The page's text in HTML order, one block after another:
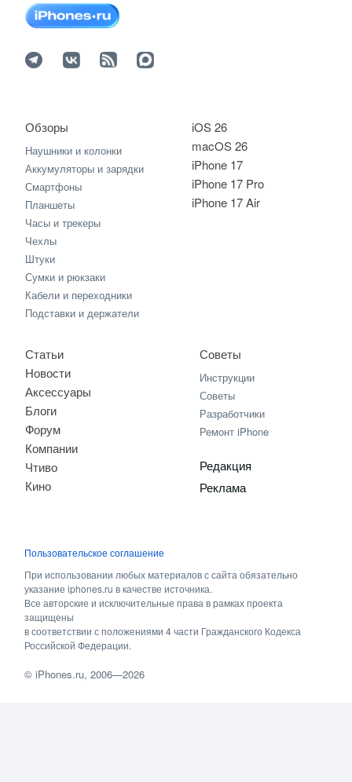
iOS 26
macOS 26
iPhone 17
iPhone 17 Pro
iPhone 17 Air
Обзоры
Наушники и колонки
Аккумуляторы и зарядки
Смартфоны
Планшеты
Часы и трекеры
Чехлы
Штуки
Сумки и рюкзаки
Кабели и переходники
Подставки и держатели
Статьи
Новости
Аксессуары
Блоги
Форум
Компании
Чтиво
Кино
Советы
Инструкции
Советы
Разработчики
Ремонт iPhone
Редакция
Реклама
Пользовательское соглашение
При использовании любых материалов с сайта обязательно
указание iphones.ru в качестве источника.
Все авторские и исключительные права в рамках проекта
защищены
в соответствии с положениями 4 части Гражданского Кодекса
Российской Федерации.
©iPhones.ru, 2006—2026